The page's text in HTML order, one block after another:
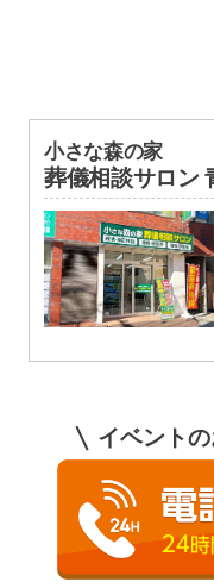
小さな森の家
葬儀相談サロン
イベント